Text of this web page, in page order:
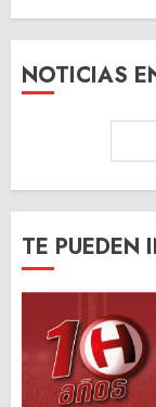
SITIO
NOTICIAS
TE PUEDEN